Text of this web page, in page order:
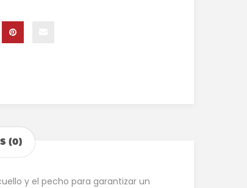
(0)
y el pecho para garantizar un